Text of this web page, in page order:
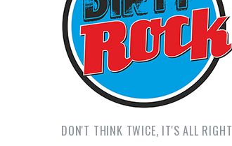
DON'T THINK TWICE, IT'S ALL RIGHT